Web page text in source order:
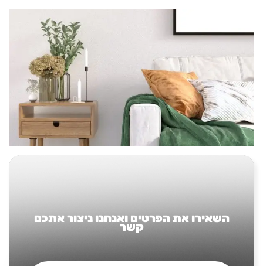
השאירו את הפרטים ואנחנו ניצור אתכם
קשר